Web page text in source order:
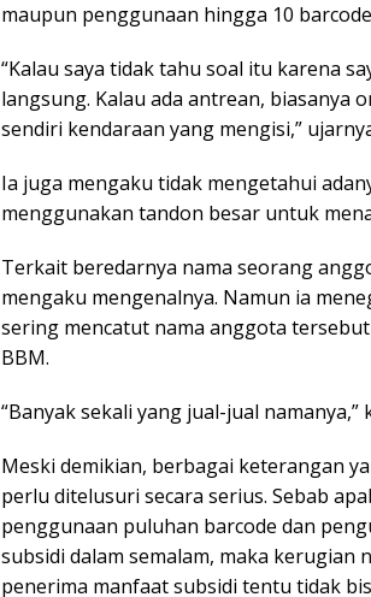
maupun penggunaan hingga 10
“Kalau saya tidak tahu soal itu karena
langsung. Kalau ada antrean, biasanya
sendiri kendaraan yang mengisi,”
Ia juga mengaku tidak mengetahui
menggunakan tandon besar untuk
Terkait beredarnya nama seorang
mengaku mengenalnya. Namun ia
sering mencatut nama anggota
BBM.
“Banyak sekali yang jual-jual namanya,”
Meski demikian, berbagai keterangan
perlu ditelusuri secara serius. Sebab
penggunaan puluhan barcode dan
subsidi dalam semalam, maka kerugian
penerima manfaat subsidi tentu tidak